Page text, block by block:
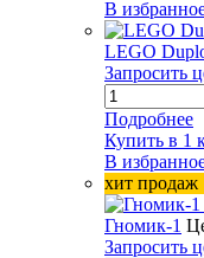
В
LEGO
Запросить
Подробнее
Купить в 1
В
хит продаж
Гномик-1
Запросить